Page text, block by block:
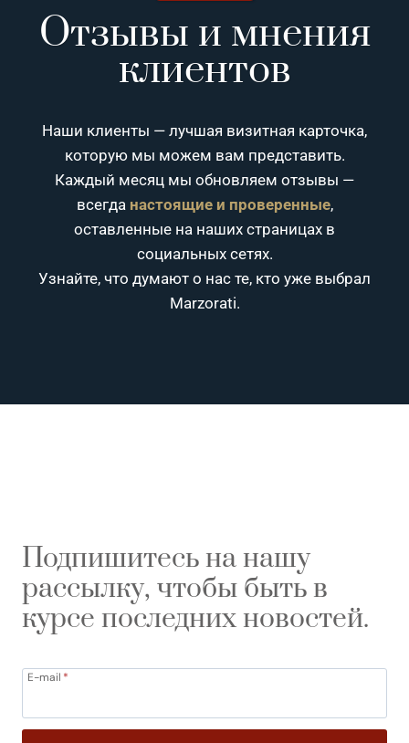
Отзывы и мнения
клиентов
Наши клиенты — лучшая визитная карточка,
которую мы можем вам представить.
Каждый месяц мы обновляем отзывы —
всегда настоящие и проверенные,
оставленные на наших страницах в
социальных сетях.
Узнайте, что думают о нас те, кто уже выбрал
Marzorati.
Подпишитесь на нашу
рассылку, чтобы быть в
курсе последних новостей.
E-mail *